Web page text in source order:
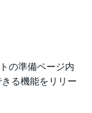
の準備ページ内
る機能をリリー